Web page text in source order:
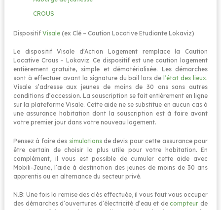
CROUS
Dispositif Visale(ex Clé – Caution Locative Etudiante Lokaviz)
Le dispositif Visale d’Action Logement remplace la Caution
Locative Crous – Lokaviz. Ce dispositif est une caution logement
entièrement gratuite, simple et dématérialisée. Les démarches
sont à effectuer avant la signature du bail lors de l’état des lieux.
Visale s’adresse aux jeunes de moins de 30 ans sans autres
conditions d’accession. La souscription se fait entièrement en ligne
sur la plateforme Visale. Cette aide ne se substitue en aucun cas à
une assurance habitation dont la souscription est à faire avant
votre premier jour dans votre nouveau logement.
Pensez à faire des simulationsde devis pour cette assurance pour
être certain de choisir la plus utile pour votre habitation. En
complément, il vous est possible de cumuler cette aide avec
Mobili-Jeune, l’aide à destination des jeunes de moins de 30 ans
apprentis ou en alternance du secteur privé.
N.B: Une fois la remise des clés effectuée, il vous faut vous occuper
des démarches d’ouvertures d’électricité d’eau et decompteur de